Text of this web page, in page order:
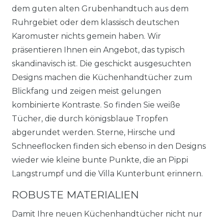
dem guten alten Grubenhandtuch aus dem
Ruhrgebiet oder dem klassisch deutschen
Karomuster nichts gemein haben. Wir
präsentieren Ihnen ein Angebot, das typisch
skandinavisch ist. Die geschickt ausgesuchten
Designs machen die Küchenhandtücher zum
Blickfang und zeigen meist gelungen
kombinierte Kontraste. So finden Sie weiße
Tücher, die durch königsblaue Tropfen
abgerundet werden. Sterne, Hirsche und
Schneeflocken finden sich ebenso in den Designs
wieder wie kleine bunte Punkte, die an Pippi
Langstrumpf und die Villa Kunterbunt erinnern.
ROBUSTE MATERIALIEN
Damit Ihre neuen Küchenhandtücher nicht nur